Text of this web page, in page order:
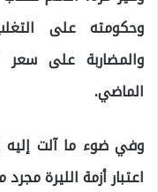
وحكومته على
والمضاربة على سعر
الماضي.
وفي ضوء ما آلت إليه
اعتبار أزمة الليرة